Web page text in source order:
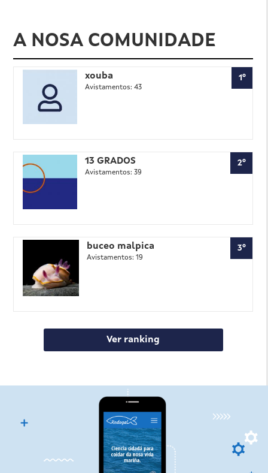
A NOSA COMUNIDADE
1º
xouba
Avistamentos: 43
2º
13 GRADOS
Avistamentos: 39
3º
buceo malpica
Avistamentos: 19
Ver ranking